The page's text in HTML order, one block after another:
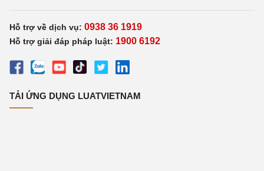
Hỗ trợ về dịch vụ: 0938 36 1919
Hỗ trợ giải đáp pháp luật: 1900 6192
TẢI ỨNG DỤNG LUATVIETNAM